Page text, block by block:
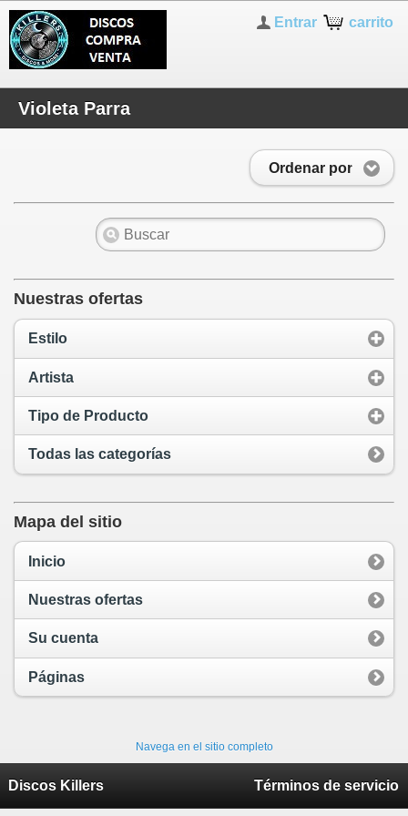
carrito
Entrar
Violeta Parra
Ordenar por
Nuestras ofertas
Estilo
Artista
Tipo de Producto
Todas las categorías
Mapa del sitio
Inicio
Nuestras ofertas
Su cuenta
Páginas
Navega en el sitio completo
Discos Killers Términos de servicio